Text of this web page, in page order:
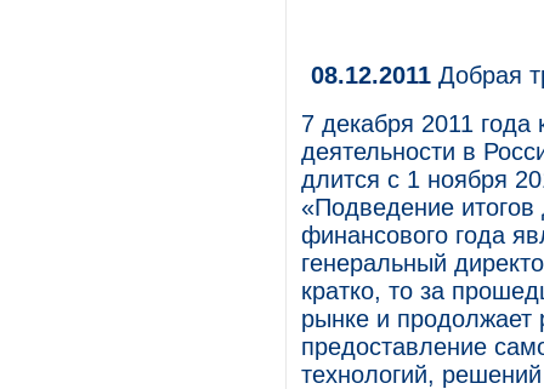
08.12.2011 Добрая
7 декабря 2011 года
деятельности в
длится с 1 ноября
«Подведение итогов
финансового года
генеральный
кратко, то за
рынке и продолжает
предоставление
технологий,